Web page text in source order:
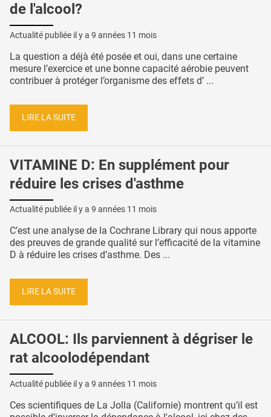
de l'alcool?
Actualité publiée il y a 9 années 11 mois
La question a déjà été posée et oui, dans une certaine
mesure l’exercice et une bonne capacité aérobie peuvent
contribuer à protéger l’organisme des effets d’ ...
LIRE LA SUITE
VITAMINE D: En supplément pour
réduire les crises d'asthme
Actualité publiée il y a 9 années 11 mois
C’est une analyse de la Cochrane Library qui nous apporte
des preuves de grande qualité sur l’efficacité de la vitamine
D à réduire les crises d’asthme. Des ...
LIRE LA SUITE
ALCOOL: Ils parviennent à dégriser le
rat alcoolodépendant
Actualité publiée il y a 9 années 11 mois
Ces scientifiques de La Jolla (Californie) montrent qu’il est